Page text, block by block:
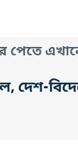
দেশ-